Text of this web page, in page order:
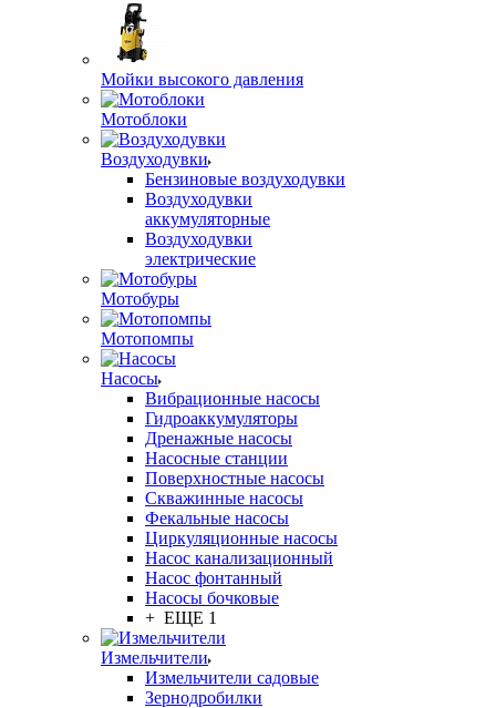
Мойки высокого давления
Мотоблоки
Воздуходувки
Бензиновые воздуходувки
Воздуходувки
аккумуляторные
Воздуходувки
электрические
Мотобуры
Мотопомпы
Насосы
Вибрационные насосы
Гидроаккумуляторы
Дренажные насосы
Насосные станции
Поверхностные насосы
Скважинные насосы
Фекальные насосы
Циркуляционные насосы
Насос канализационный
Насос фонтанный
Насосы бочковые
+ ЕЩЕ 1
Измельчители
Измельчители садовые
Зернодробилки